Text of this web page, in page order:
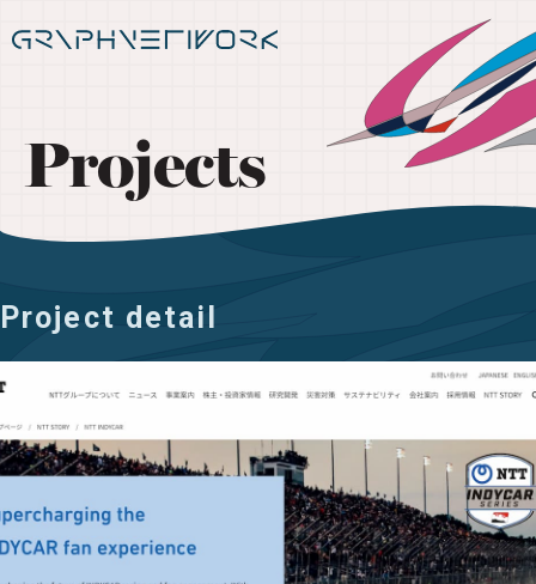
Projects
Project detail